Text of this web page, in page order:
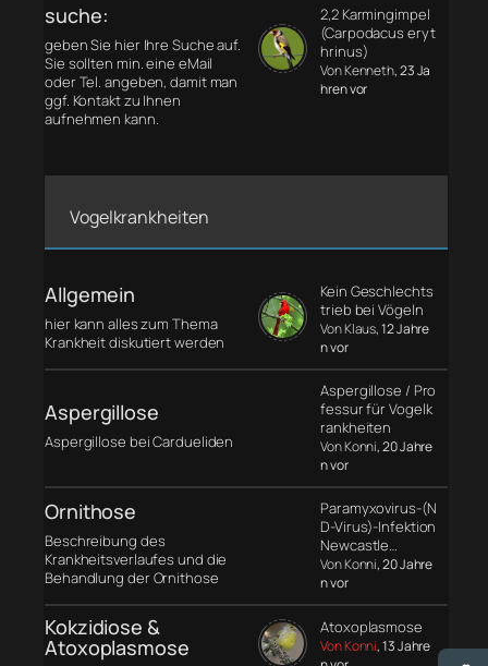
suche:
geben Sie hier Ihre Suche auf.
Sie sollten min. eine eMail
oder Tel. angeben, damit man
ggf. Kontakt zu Ihnen
aufnehmen kann.
2,2 Karmingimpel
(Carpodacus eryt
hrinus)
Von Kenneth, 23 Ja
hren vor
Vogelkrankheiten
Allgemein
hier kann alles zum Thema
Krankheit diskutiert werden
Kein Geschlechts
trieb bei Vögeln
Von Klaus, 12 Jahre
n vor
Aspergillose
Aspergillose bei Cardueliden
Aspergillose / Pro
fessur für Vogelk
rankheiten
Von Konni, 20 Jahre
n vor
Ornithose
Beschreibung des
Krankheitsverlaufes und die
Behandlung der Ornithose
Paramyxovirus-(N
D-Virus)-Infektion
Newcastle…
Von Konni, 20 Jahre
n vor
Kokzidiose &
Atoxoplasmose
Atoxoplasmose
Von Konni, 13 Jahre